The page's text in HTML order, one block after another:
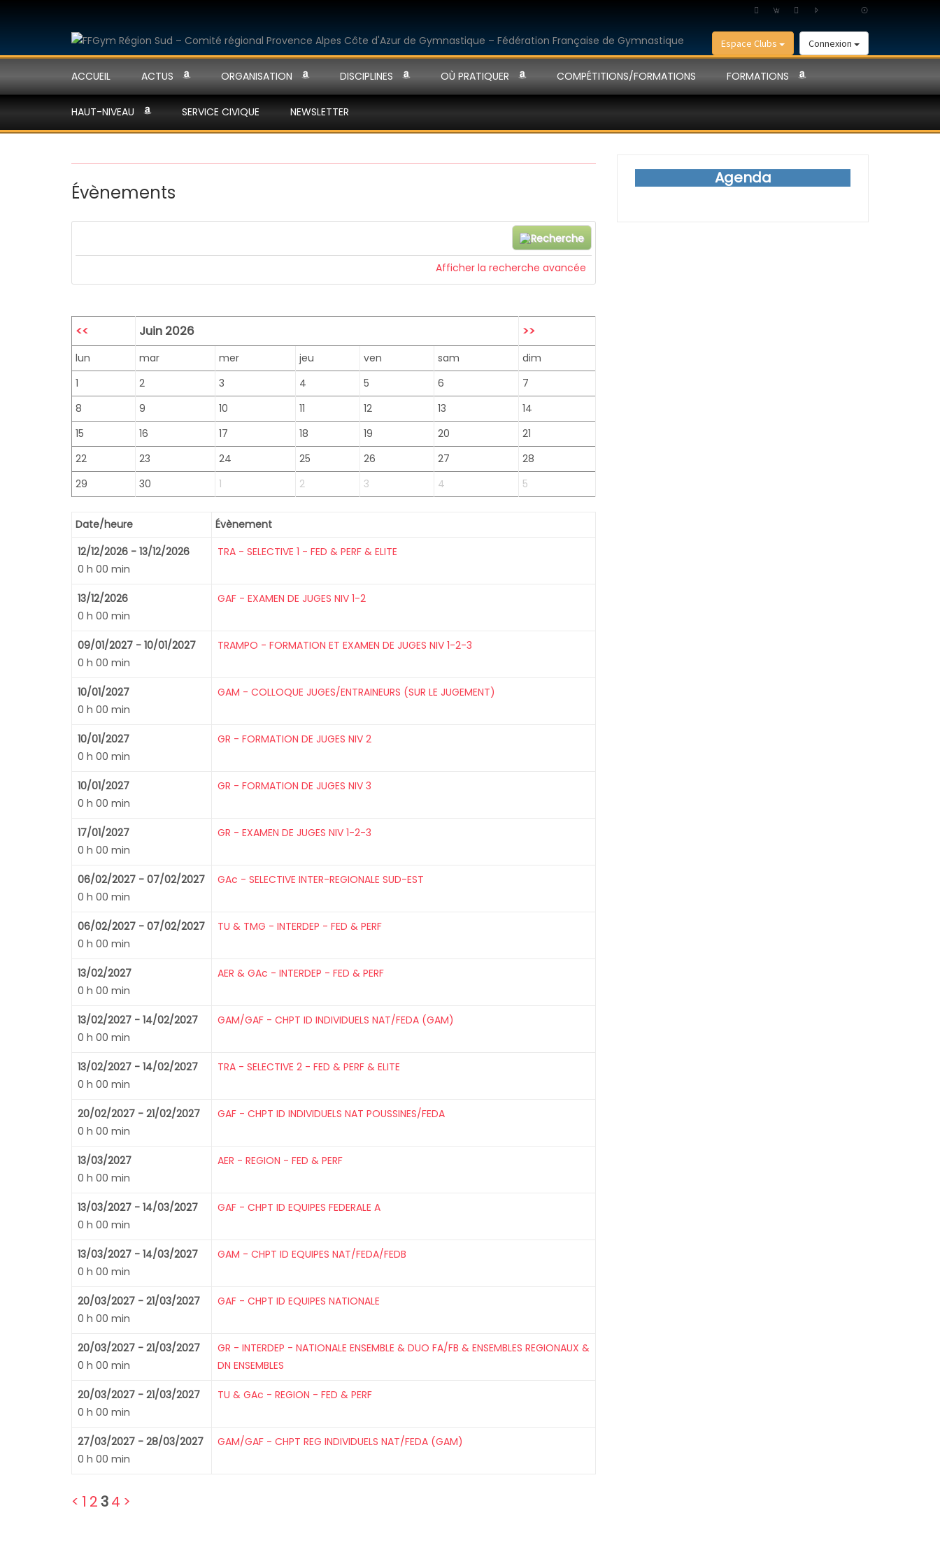
Connexion
Espace Clubs
ACCUEIL ACTUS ORGANISATION DISCIPLINES OÙ PRATIQUER COMPÉTITIONS/FORMATIONS FORMATIONS
HAUT-NIVEAU SERVICE CIVIQUE NEWSLETTER
Évènements
Afficher la recherche avancée
<< Juin 2026 >>
lun mar mer jeu ven sam
dim
1
2 3 4 5 6
7
8
9 10 11 12 13
14
15
16 17 18 19 20
21
22
23 24 25 26 27
28
29
30 1 2 3 4 5
Date/heure
Évènement
12/12/2026 - 13/12/2026
0 h 00 min
TRA - SELECTIVE 1 - FED & PERF & ELITE
13/12/2026
0 h 00 min
GAF - EXAMEN DE JUGES NIV 1-2
09/01/2027 - 10/01/2027
0 h 00 min
TRAMPO - FORMATION ET EXAMEN DE JUGES NIV 1-2-3
10/01/2027
0 h 00 min
GAM - COLLOQUE JUGES/ENTRAINEURS (SUR LE JUGEMENT)
10/01/2027
0 h 00 min
GR - FORMATION DE JUGES NIV 2
10/01/2027
0 h 00 min
GR - FORMATION DE JUGES NIV 3
17/01/2027
0 h 00 min
GR - EXAMEN DE JUGES NIV 1-2-3
06/02/2027 - 07/02/2027
0 h 00 min
GAc - SELECTIVE INTER-REGIONALE SUD-EST
06/02/2027 - 07/02/2027
0 h 00 min
TU & TMG - INTERDEP - FED & PERF
13/02/2027
0 h 00 min
AER & GAc - INTERDEP - FED & PERF
13/02/2027 - 14/02/2027
0 h 00 min
GAM/GAF - CHPT ID INDIVIDUELS NAT/FEDA (GAM)
13/02/2027 - 14/02/2027
0 h 00 min
TRA - SELECTIVE 2 - FED & PERF & ELITE
20/02/2027 - 21/02/2027
0 h 00 min
GAF - CHPT ID INDIVIDUELS NAT POUSSINES/FEDA
13/03/2027
0 h 00 min
AER - REGION - FED & PERF
13/03/2027 - 14/03/2027
0 h 00 min
GAF - CHPT ID EQUIPES FEDERALE A
13/03/2027 - 14/03/2027
0 h 00 min
GAM - CHPT ID EQUIPES NAT/FEDA/FEDB
20/03/2027 - 21/03/2027
0 h 00 min
GAF - CHPT ID EQUIPES NATIONALE
20/03/2027 - 21/03/2027
0 h 00 min
GR - INTERDEP - NATIONALE ENSEMBLE & DUO FA/FB & ENSEMBLES REGIONAUX &
DN ENSEMBLES
20/03/2027 - 21/03/2027
0 h 00 min
TU & GAc - REGION - FED & PERF
27/03/2027 - 28/03/2027
0 h 00 min
GAM/GAF - CHPT REG INDIVIDUELS NAT/FEDA (GAM)
< 1 234 >
Agenda